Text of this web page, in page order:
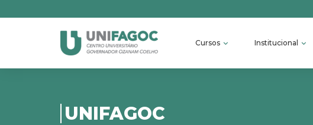
Cursos Institucional
UNIFAGOC